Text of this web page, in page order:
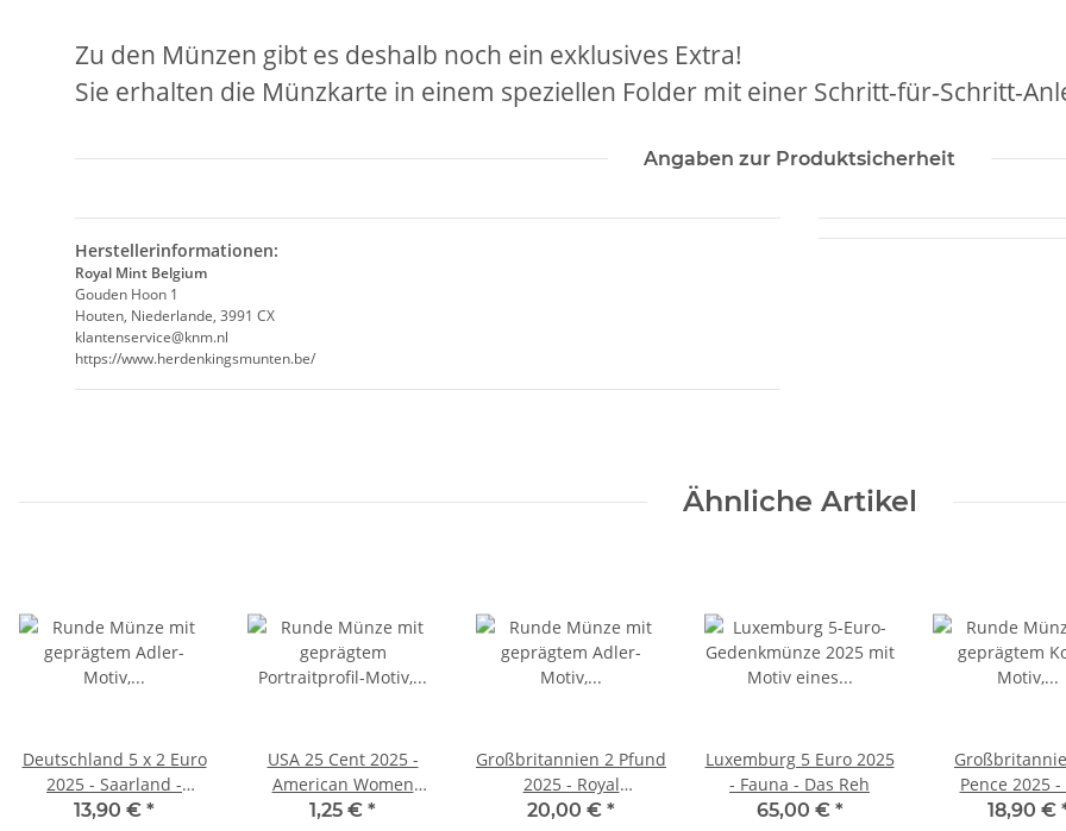
Zu den Münzen gibt es deshalb noch ein exklusives Extra!
Sie erhalten die Münzkarte in einem speziellen Folder mit einer Schritt-für-Schritt-
Angaben zur Produktsicherheit
Herstellerinformationen:
Royal Mint Belgium
Gouden Hoon 1
Houten, Niederlande, 3991 CX
klantenservice@knm.nl
https://www.herdenkingsmunten.be/
Ähnliche Artikel
Deutschland 5 x 2 Euro
2025 - Saarland -
Saarschleife - ADFGJ*
13,90 € *
USA 25 Cent 2025 -
American Women
Quarter #11 - Juliette G.
1,25 € *
Großbritannien 2 Pfund
2025 - Royal
Observatory
20,00 € *
Luxemburg 5 Euro 2025
- Fauna - Das Reh
65,00 € *
Pence 2025 -
Arrows
18,90 €